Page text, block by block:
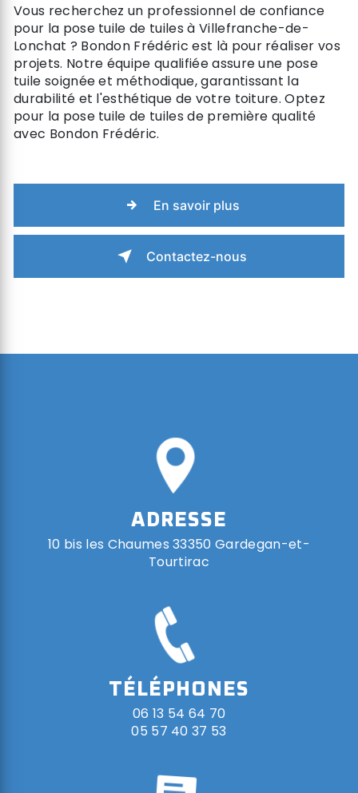
Vous recherchez un professionnel de confiance
pour la pose tuile de tuiles à Villefranche-de-
Lonchat ? Bondon Frédéric est là pour réaliser vos
projets. Notre équipe qualifiée assure une pose
tuile soignée et méthodique, garantissant la
durabilité et l'esthétique de votre toiture. Optez
pour la pose tuile de tuiles de première qualité
avec Bondon Frédéric.
En savoir plus
Contactez-nous
ADRESSE
10 bis les Chaumes 33350 Gardegan-et-
Tourtirac
TÉLÉPHONES
06 13 54 64 70
05 57 40 37 53